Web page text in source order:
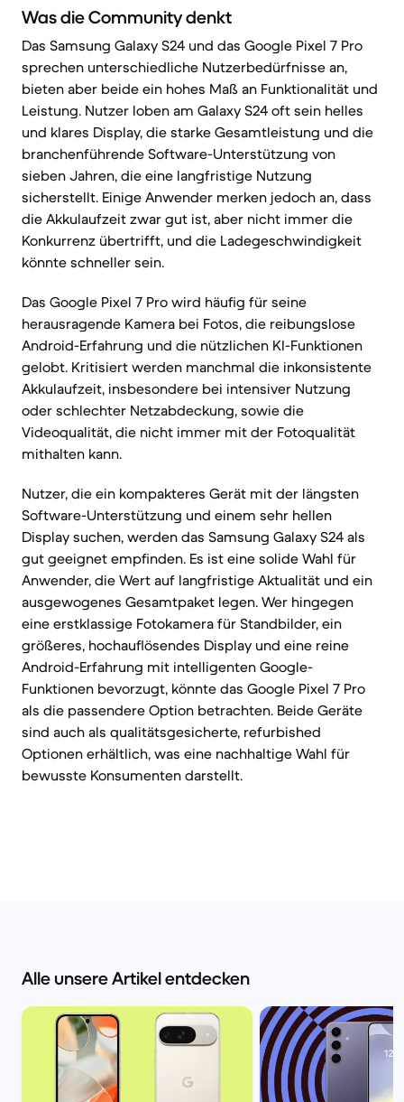
Was die Community denkt
Das Samsung Galaxy S24 und das Google Pixel 7 Pro
sprechen unterschiedliche Nutzerbedürfnisse an,
bieten aber beide ein hohes Maß an Funktionalität und
Leistung. Nutzer loben am Galaxy S24 oft sein helles
und klares Display, die starke Gesamtleistung und die
branchenführende Software-Unterstützung von
sieben Jahren, die eine langfristige Nutzung
sicherstellt. Einige Anwender merken jedoch an, dass
die Akkulaufzeit zwar gut ist, aber nicht immer die
Konkurrenz übertrifft, und die Ladegeschwindigkeit
könnte schneller sein.
Das Google Pixel 7 Pro wird häufig für seine
herausragende Kamera bei Fotos, die reibungslose
Android-Erfahrung und die nützlichen KI-Funktionen
gelobt. Kritisiert werden manchmal die inkonsistente
Akkulaufzeit, insbesondere bei intensiver Nutzung
oder schlechter Netzabdeckung, sowie die
Videoqualität, die nicht immer mit der Fotoqualität
mithalten kann.
Nutzer, die ein kompakteres Gerät mit der längsten
Software-Unterstützung und einem sehr hellen
Display suchen, werden das Samsung Galaxy S24 als
gut geeignet empfinden. Es ist eine solide Wahl für
Anwender, die Wert auf langfristige Aktualität und ein
ausgewogenes Gesamtpaket legen. Wer hingegen
eine erstklassige Fotokamera für Standbilder, ein
größeres, hochauflösendes Display und eine reine
Android-Erfahrung mit intelligenten Google-
Funktionen bevorzugt, könnte das Google Pixel 7 Pro
als die passendere Option betrachten. Beide Geräte
sind auch als qualitätsgesicherte, refurbished
Optionen erhältlich, was eine nachhaltige Wahl für
bewusste Konsumenten darstellt.
Alle unsere Artikel entdecken